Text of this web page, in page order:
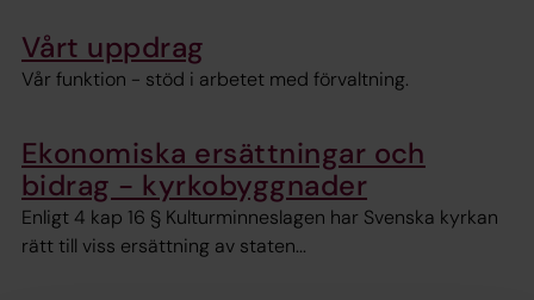
Vårt uppdrag
Vår funktion - stöd i arbetet med förvaltning.
Ekonomiska ersättningar och
bidrag - kyrkobyggnader
Enligt 4 kap 16 § Kulturminneslagen har Svenska kyrkan
rätt till viss ersättning av staten...